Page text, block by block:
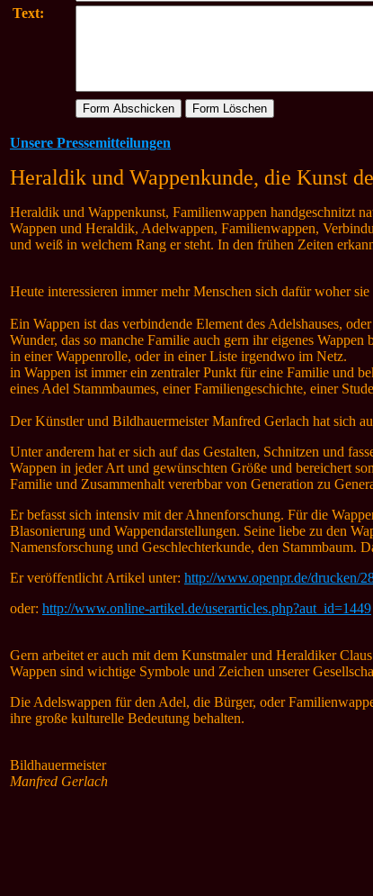
Text:
Unsere Pressemitteilungen
Heraldik und Wappenkunde, die Kunst
Heraldik und Wappenkunst, Familienwappen handgeschnitzt
Wappen und Heraldik, Adelwappen, Familienwappen,
und weiß in welchem Rang er steht. In den frühen Zeiten
Heute interessieren immer mehr Menschen sich dafür woher
Ein Wappen ist das verbindende Element des Adelshauses,
Wunder, das so manche Familie auch gern ihr eigenes
in einer Wappenrolle, oder in einer Liste irgendwo im Netz.
in Wappen ist immer ein zentraler Punkt für eine Familie und
eines Adel Stammbaumes, einer Familiengeschichte, einer
Der Künstler und Bildhauermeister Manfred Gerlach hat sich
Unter anderem hat er sich auf das Gestalten, Schnitzen und
Wappen in jeder Art und gewünschten Größe und bereichert
Familie und Zusammenhalt vererbbar von Generation zu
Er befasst sich intensiv mit der Ahnenforschung. Für die
Blasonierung und Wappendarstellungen. Seine liebe zu den
Namensforschung und Geschlechterkunde, den Stammbaum.
Er veröffentlicht Artikel unter: http://www.openpr.de/drucken/
oder: http://www.online-artikel.de/userarticles.php?aut_id=1449
Gern arbeitet er auch mit dem Kunstmaler und Heraldiker
Wappen sind wichtige Symbole und Zeichen unserer
Die Adelswappen für den Adel, die Bürger, oder
ihre große kulturelle Bedeutung behalten.
Bildhauermeister
Manfred Gerlach